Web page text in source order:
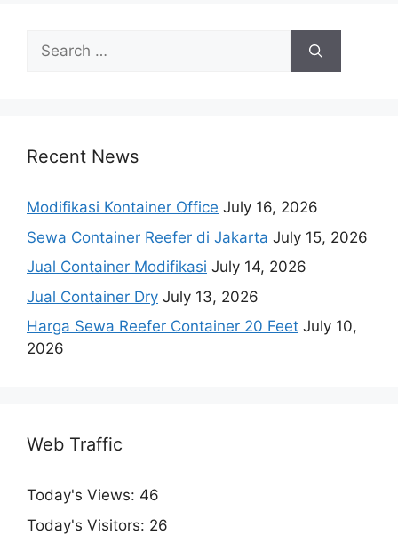
Search
for:
Recent News
Modifikasi Kontainer Office July 16, 2026
Sewa Container Reefer di Jakarta July 15, 2026
Jual Container Modifikasi July 14, 2026
Jual Container Dry July 13, 2026
Harga Sewa Reefer Container 20 Feet July 10,
2026
Web Traffic
Today's Views: 46
Today's Visitors: 26